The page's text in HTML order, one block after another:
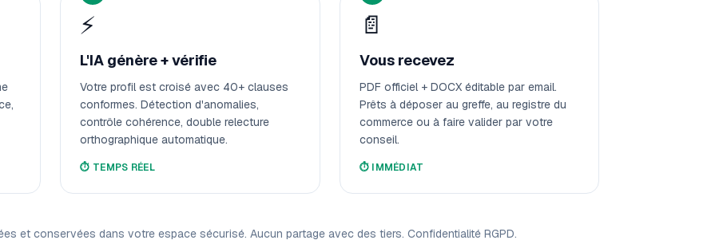
⚡
L'IA génère + vérifie
Votre profil est croisé avec 40+ clauses
conformes. Détection d'anomalies,
contrôle cohérence, double relecture
orthographique automatique.
⏱️ TEMPS RÉEL
📄
Vous recevez
PDF officiel + DOCX éditable par email.
Prêts à déposer au greffe, au registre du
commerce ou à faire valider par votre
conseil.
⏱️ IMMÉDIAT
et conservées dans votre espace sécurisé. Aucun partage avec des tiers. Confidentialité RGPD.